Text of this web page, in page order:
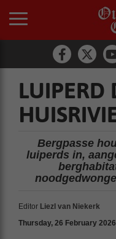
LUIPERD
Bergpasse
luiperds in,
Editor Liezl van Niekerk
Thursday, 26 February